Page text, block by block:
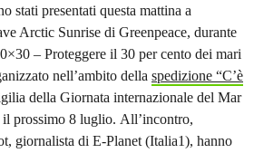
stati presentati questa mattina a
Arctic Sunrise di Greenpeace, durante
– Proteggere il 30 per cento dei mari
nell’ambito della spedizione “C’è
della Giornata internazionale del Mar
prossimo 8 luglio. All’incontro,
giornalista di E-Planet (Italia1), hanno